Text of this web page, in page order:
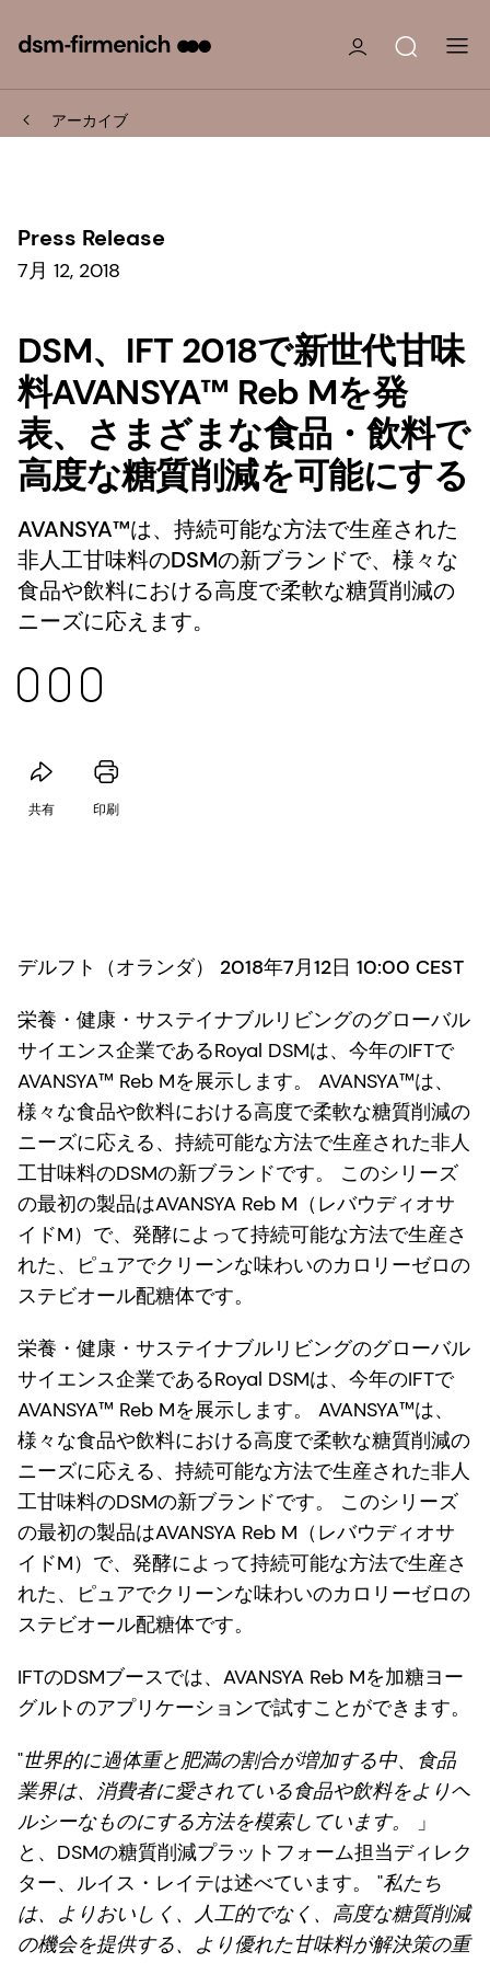
アーカイブ
Press Release
7月 12, 2018
DSM、IFT 2018で新世代甘味
料AVANSYA™ Reb Mを発
表、さまざまな食品・飲料で
高度な糖質削減を可能にする
AVANSYA™は、持続可能な方法で生産された
非人工甘味料のDSMの新ブランドで、様々な
食品や飲料における高度で柔軟な糖質削減の
ニーズに応えます。
共有 印刷
デルフト（オランダ） 2018年7月12日 10:00 CEST
栄養・健康・サステイナブルリビングのグローバル
サイエンス企業であるRoyal DSMは、今年のIFTで
AVANSYA™ Reb Mを展示します。 AVANSYA™は、
様々な食品や飲料における高度で柔軟な糖質削減の
ニーズに応える、持続可能な方法で生産された非人
工甘味料のDSMの新ブランドです。 このシリーズ
の最初の製品はAVANSYA Reb M（レバウディオサ
イドM）で、発酵によって持続可能な方法で生産さ
れた、ピュアでクリーンな味わいのカロリーゼロの
ステビオール配糖体です。
栄養・健康・サステイナブルリビングのグローバル
サイエンス企業であるRoyal DSMは、今年のIFTで
AVANSYA™ Reb Mを展示します。 AVANSYA™は、
様々な食品や飲料における高度で柔軟な糖質削減の
ニーズに応える、持続可能な方法で生産された非人
工甘味料のDSMの新ブランドです。 このシリーズ
の最初の製品はAVANSYA Reb M（レバウディオサ
イドM）で、発酵によって持続可能な方法で生産さ
れた、ピュアでクリーンな味わいのカロリーゼロの
ステビオール配糖体です。
IFTのDSMブースでは、AVANSYA Reb Mを加糖ヨー
グルトのアプリケーションで試すことができます。
"世界的に過体重と肥満の割合が増加する中、食品
業界は、消費者に愛されている食品や飲料をよりヘ
ルシーなものにする方法を模索しています。
」
と、DSMの糖質削減プラットフォーム担当ディレク
ター、ルイス・レイテは述べています。 "私たち
は、よりおいしく、人工的でなく、高度な糖質削減
の機会を提供する、より優れた甘味料が解決策の重